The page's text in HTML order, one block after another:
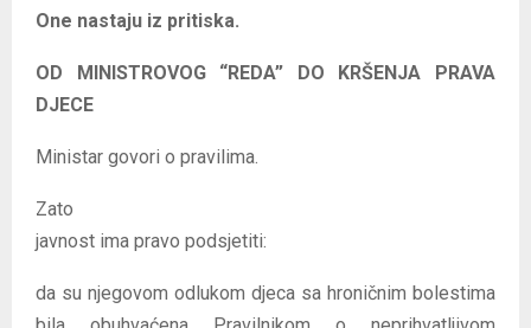
One nastaju iz pritiska.
OD MINISTROVOG “REDA” DO KRŠENJA PRAVA
DJECE
Ministar govori o pravilima.
Zato
javnost ima pravo podsjetiti:
da su njegovom odlukom djeca sa hroničnim bolestima